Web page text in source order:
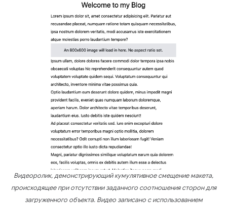
Видеоролик, демонстрирующий кумулятивное смещение макета,
происходящее при отсутствии заданного соотношения сторон для
загруженного объекта. Видео записано с использованием